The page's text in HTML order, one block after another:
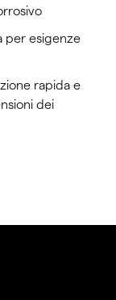
per esigenze
rapida e
dei